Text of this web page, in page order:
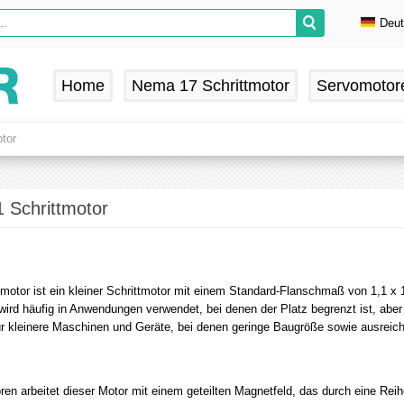
Home Nema 17 Schrittmotor
Schrittmotor
ist ein kleiner Schrittmotor mit einem Standard-Flanschmaß von 1,1
häufig in Anwendungen verwendet, bei denen der Platz begrenzt ist,
kleinere Maschinen und Geräte, bei denen geringe Baugröße sowie
arbeitet dieser Motor mit einem geteilten Magnetfeld, das durch eine